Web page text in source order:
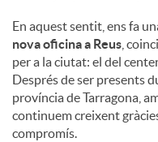
En aquest sentit, ens fa
nova oficina a Reus ,
per a la ciutat: el del
Després de ser presents
província de Tarragona,
continuem creixent
compromís.